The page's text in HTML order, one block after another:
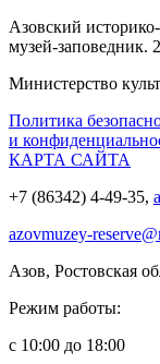
Азовский
музей‑заповедник.
Министерство
Политика
и
КАРТА САЙТА
+7 (86342) 4-49-35,
azovmuzey-
Азов, Ростовская
Режим работы:
с 10:00 до 18:00